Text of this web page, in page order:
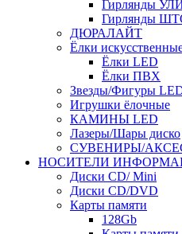
Гирлянды
Гирлянды
ДЮРАЛАЙТ
Ёлки
Ёлки LED
Ёлки ПВХ
Звезды/Фигуры
Игрушки ёлочные
КАМИНЫ LED
Лазеры/Шары диско
СУВЕНИРЫ/
НОСИТЕЛИ
Диски CD/ Mini
Диски CD/DVD
Карты памяти
128Gb